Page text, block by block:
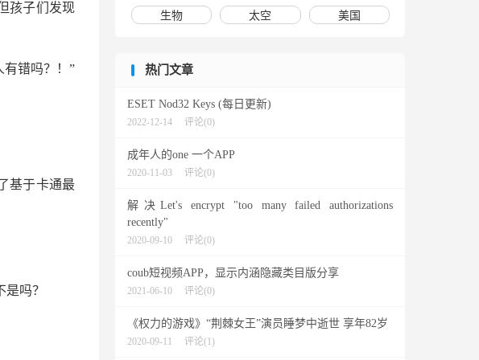
孩子们发现
错吗？！”
基于卡通最
吗？
生物 太空 美国
热门文章
ESET Nod32 Keys (每日更新)
2022-12-14 评论(0)
成年人的one 一个APP
2020-11-03 评论(0)
解决Let's encrypt "too many failed authorizations
recently"
2020-09-10 评论(0)
coub短视频APP，显示内涵隐藏类目版分享
2021-06-10 评论(0)
《权力的游戏》“荆棘女王”演员睡梦中逝世 享年82岁
2020-09-11 评论(1)